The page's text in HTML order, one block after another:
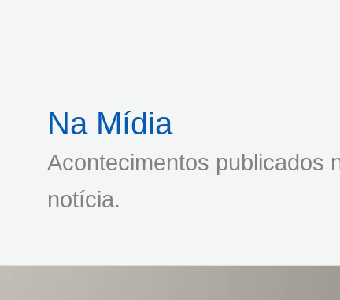
Na Mídia
Acontecimentos publicados
notícia.